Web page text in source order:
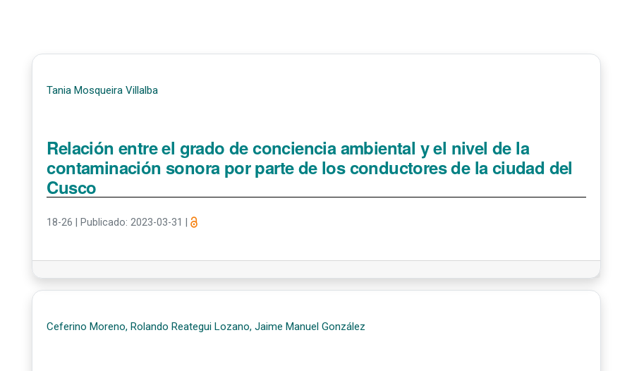
Tania Mosqueira Villalba
Relación entre el grado de conciencia ambiental y el nivel de la
contaminación sonora por parte de los conductores de la ciudad del
Cusco
18-26 Publicado: 2023-03-31 |
Ceferino Moreno, Rolando Reategui Lozano, Jaime Manuel González